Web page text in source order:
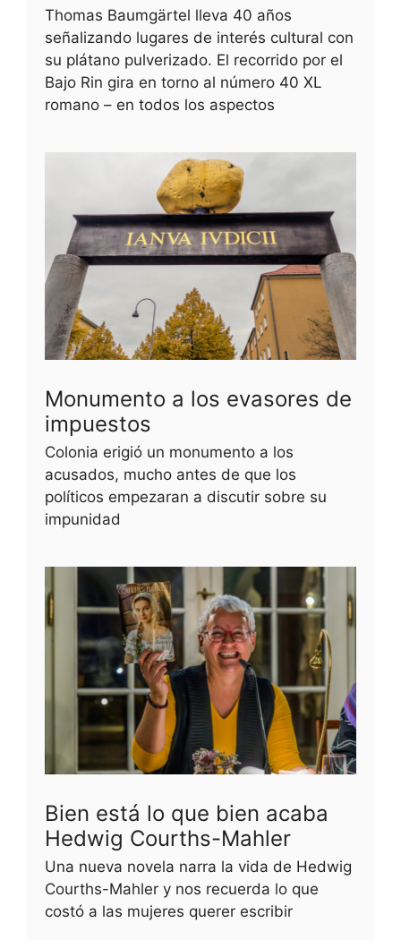
Thomas Baumgärtel lleva 40 años
señalizando lugares de interés cultural con
su plátano pulverizado. El recorrido por el
Bajo Rin gira en torno al número 40 XL
romano – en todos los aspectos
Monumento a los evasores de
impuestos
Colonia erigió un monumento a los
acusados, mucho antes de que los
políticos empezaran a discutir sobre su
impunidad
Bien está lo que bien acaba
Hedwig Courths-Mahler
Una nueva novela narra la vida de Hedwig
Courths-Mahler y nos recuerda lo que
costó a las mujeres querer escribir